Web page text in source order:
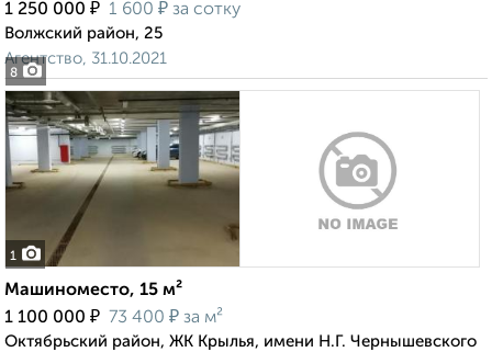
8
1 250 000 ₽ 1 600 ₽ за сотку
Волжский район, 25
Агентство, 31.10.2021
1
Машиноместо, 15 м²
1 100 000 ₽ 73 400 ₽ за м²
Октябрьский район, ЖК Крылья, имени Н.Г. Чернышевского